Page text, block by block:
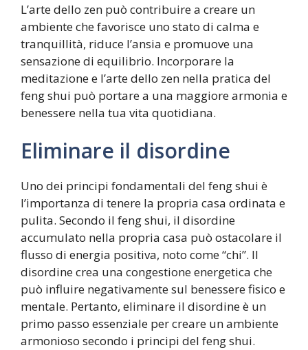
L’arte dello zen può contribuire a creare un
ambiente che favorisce uno stato di calma e
tranquillità, riduce l’ansia e promuove una
sensazione di equilibrio. Incorporare la
meditazione e l’arte dello zen nella pratica del
feng shui può portare a una maggiore armonia e
benessere nella tua vita quotidiana.
Eliminare il disordine
Uno dei principi fondamentali del feng shui è
l’importanza di tenere la propria casa ordinata e
pulita. Secondo il feng shui, il disordine
accumulato nella propria casa può ostacolare il
flusso di energia positiva, noto come “chi”. Il
disordine crea una congestione energetica che
può influire negativamente sul benessere fisico e
mentale. Pertanto, eliminare il disordine è un
primo passo essenziale per creare un ambiente
armonioso secondo i principi del feng shui.